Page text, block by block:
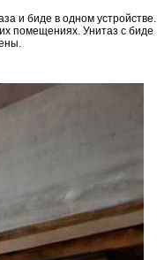
и биде в одном устройстве.
помещениях. Унитаз с биде